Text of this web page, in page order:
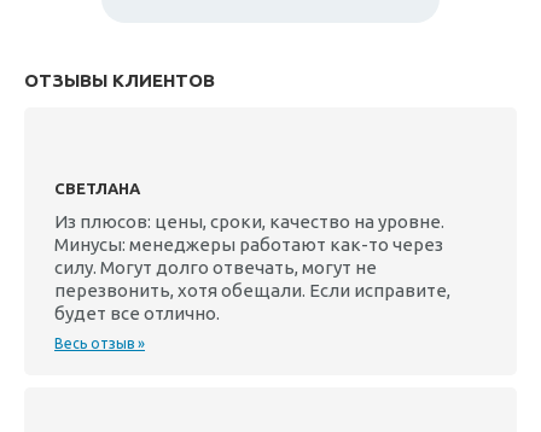
ОТЗЫВЫ КЛИЕНТОВ
СВЕТЛАНА
Из плюсов: цены, сроки, качество на уровне.
Минусы: менеджеры работают как-то через
силу. Могут долго отвечать, могут не
перезвонить, хотя обещали. Если исправите,
будет все отлично.
Весь отзыв »